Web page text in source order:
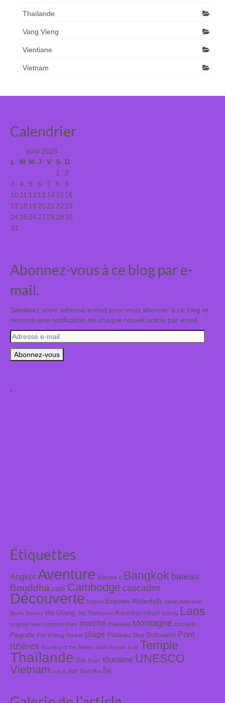
Thaïlande
Vang Vieng
Vientiane
Vietnam
Calendrier
août 2026
L
M M J V S D
1
2
3
4 5 6 7 8
9
1011 12 13 1415 16
17 18 19 2021 22 23
2425 26 27 28 2930
31
Abonnez-vous à ce blog par e-
mail.
Saisissez votre adresse e-mail pour vous abonner à ce blog et
recevoir une notification de chaque nouvel article par email.
Adresse
e-
mail
.
Étiquettes
Angkor Aventure Baiyoke II Bangkok bateau
Bouddha café Cambodge cascades
Découverte Départ Erawan Waterfalls fabrication soie
fleurs flowers Ha Giang Jim Thompson Kanchanaburi khlong Laos
long-tail boat Lumphini Park marché market Montagne musée
Pagode Pak Khlong Market plage Plateau des Bolovens Pont
rizières Running of the Brides siam Square soie Temple
Thaïlande thé tour tourisme UNESCO
Vietnam vue à 360° Wat Pho île